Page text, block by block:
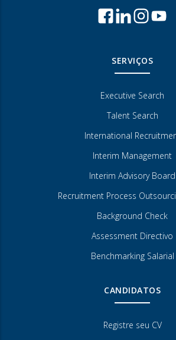
SERVIÇOS
Executive Search
Talent Search
International
Interim Management
Interim Advisory Board
Recruitment Process
Background Check
Assessment Directivo
Benchmarking Salarial
CANDIDATOS
Registre seu CV